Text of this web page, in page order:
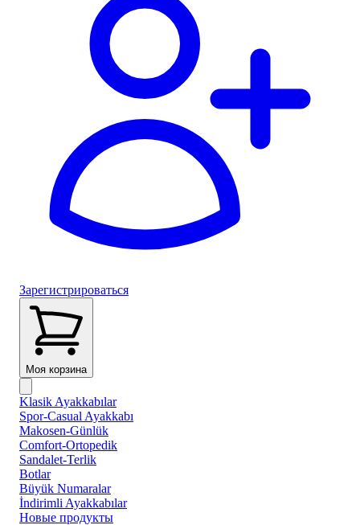
Зарегистрироваться
Моя корзина
Klasik Ayakkabılar
Spor-Casual Ayakkabı
Makosen-Günlük
Comfort-Ortopedik
Sandalet-Terlik
Botlar
Büyük Numaralar
İndirimli Ayakkabılar
Новые продукты